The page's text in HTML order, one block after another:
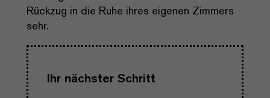
Rückzug in die Ruhe ihres eigenen Zimmers
sehr.
Ihr nächster Schritt